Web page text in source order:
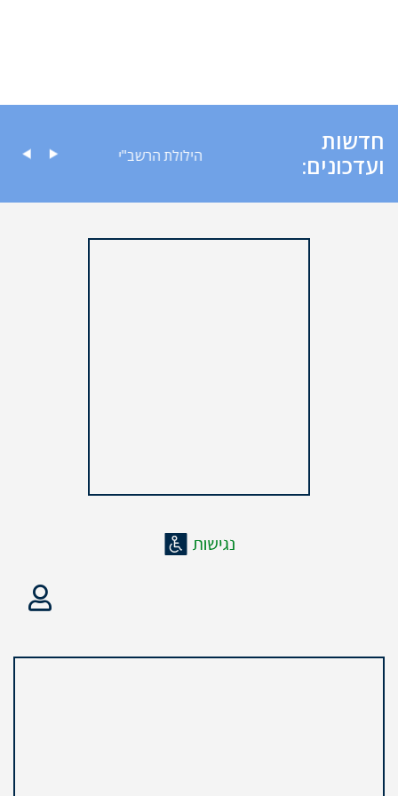
חדשות
ועדכונים:
לציבור הילולת הרשב"י